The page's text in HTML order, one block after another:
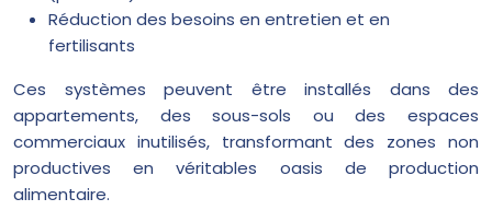
Réduction des besoins en entretien et en
fertilisants
Ces systèmes peuvent être installés dans des
appartements, des sous-sols ou des espaces
commerciaux inutilisés, transformant des zones non
productives en véritables oasis de production
alimentaire.